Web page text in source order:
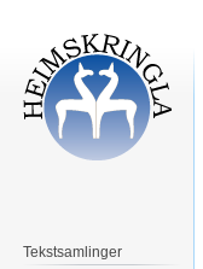
Tekstsamlinger